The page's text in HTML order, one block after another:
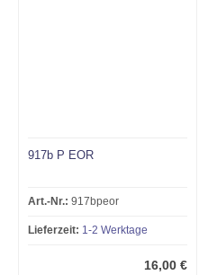
917b P EOR
Art.-Nr.: 917bpeor
Lieferzeit: 1-2 Werktage
16,00 €